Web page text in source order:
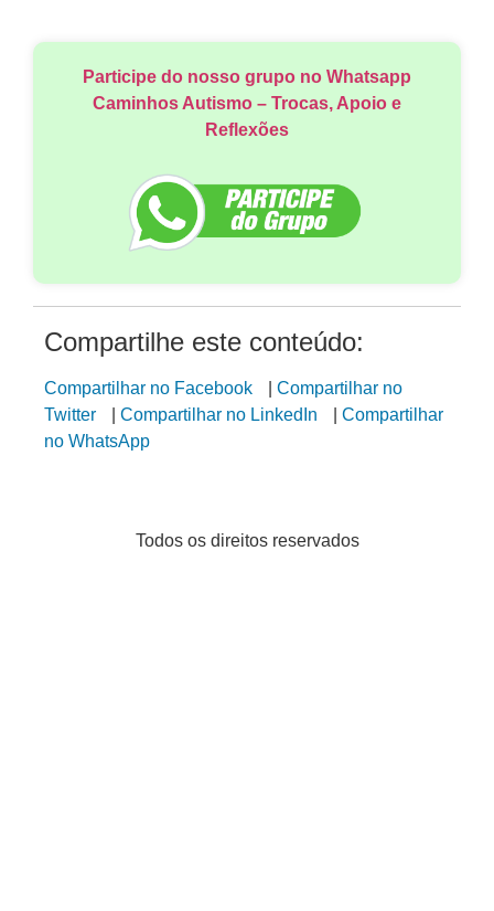
Participe do nosso grupo no Whatsapp
Caminhos Autismo – Trocas, Apoio e
Reflexões
Compartilhe este conteúdo:
Compartilhar no Facebook
Compartilhar no
Twitter
Compartilhar no LinkedIn
Compartilhar
no WhatsApp
Todos os direitos reservados